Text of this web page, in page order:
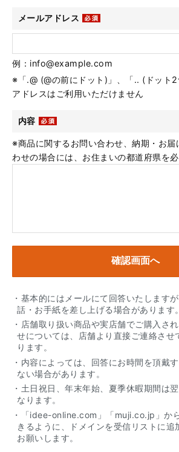
メールアドレス
例：info@example.com
※「.@ (@の前にドット)」、「.. (ドット
アドレスはご利用いただけません
内容
※商品に関するお問い合わせ、納期・お届
わせの場合には、お住まいの都道府県を必
・基本的にはメールにて回答いたします
話・お手紙を差し上げる場合があります。
・店舗取り扱い商品や実店舗でご購入さ
せについては、店舗より直接ご連絡させ
ります。
・内容によっては、回答にお時間を頂戴
ない場合があります。
・土日祝日、年末年始、夏季休暇期間は
なります。
・「idee-online.com」「muji.co.jp」か
きるように、ドメインを受信リストに追
お願いします。